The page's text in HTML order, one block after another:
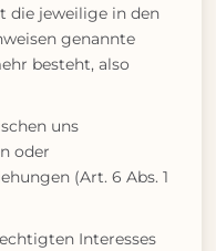
die jeweilige in den
genannte
besteht, also
uns
oder
(Art. 6 Abs. 1
Interesses